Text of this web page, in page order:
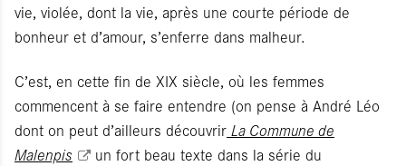
vie, violée, dont la vie, après une courte période de
bonheur et d’amour, s’enferre dans malheur.
C’est, en cette fin de XIX siècle, où les femmes
commencent à se faire entendre (on pense à André Léo
dont on peut d’ailleurs découvrir La Commune de
Malenpis
un fort beau texte dans la série du